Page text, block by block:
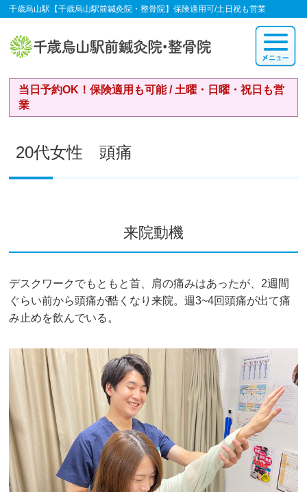
千歳烏山駅【千歳烏山駅前鍼灸院・整骨院】保険適用可/土日祝も営業
当日予約OK！保険適用も可能 / 土曜・日曜・祝日も営
業
20代女性 頭痛
来院動機
デスクワークでもともと首、肩の痛みはあったが、2週間
ぐらい前から頭痛が酷くなり来院。週3~4回頭痛が出て痛
み止めを飲んでいる。